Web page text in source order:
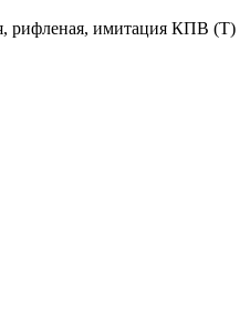
рифленая, имитация КПВ (Т)